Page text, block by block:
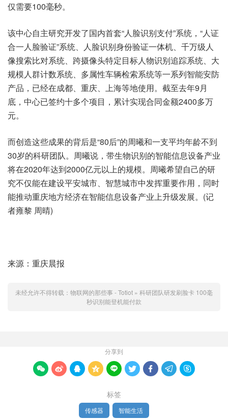
仅需要100毫秒。
该中心自主研究开发了国内首套“人脸识别支付”系统，“人证
合一人脸验证”系统、人脸识别身份验证一体机、千万级人
像搜索比对系统、跨摄像头特定目标人物识别追踪系统、大
规模人群计数系统、多属性车辆检索系统等一系列智能安防
产品，已经在成都、重庆、上海等地使用。截至去年9月
底，中心已签约十多个项目，累计实现合同金额2400多万
元。
而创造这些成果的背后是“80后”的周曦和一支平均年龄不到
30岁的科研团队。周曦说，带生物识别的智能信息设备产业
将在2020年达到2000亿元以上的规模。周曦希望自己的研
究不仅能在建设平安城市、智慧城市中发挥重要作用，同时
能推动重庆地方经济在智能信息设备产业上升级发展。(记
者雍黎 周晴)
来源：重庆晨报
未经允许不得转载： 物联网的那些事 - Totiot » 科研团队研发刷脸卡 100毫
秒识别能登机能付款
分享到
        
标签
传感器 智能生活